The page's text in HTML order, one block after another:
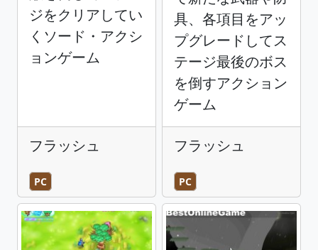
ジをクリアしてい
くソード・アクシ
ョンゲーム
フラッシュ
PC
具、各項目をアッ
プグレードしてス
テージ最後のボス
を倒すアクション
ゲーム
フラッシュ
PC